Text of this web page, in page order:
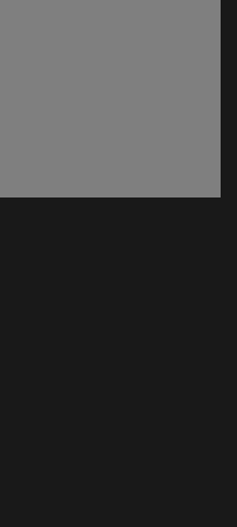
en nueva ventana)
en nueva ventana)